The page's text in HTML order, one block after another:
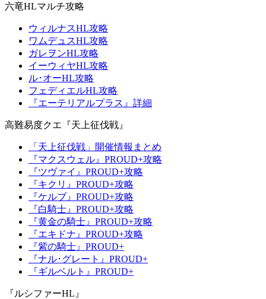
六竜HLマルチ攻略
ウィルナスHL攻略
ワムデュスHL攻略
ガレヲンHL攻略
イーウィヤHL攻略
ル･オーHL攻略
フェディエルHL攻略
『エーテリアルプラス』詳細
高難易度クエ『天上征伐戦』
「天上征伐戦」開催情報まとめ
『マクスウェル』PROUD+攻略
『ツヴァイ』PROUD+攻略
『キクリ』PROUD+攻略
『ケルブ』PROUD+攻略
『白騎士』PROUD+攻略
『黄金の騎士』PROUD+攻略
『エキドナ』PROUD+攻略
『紫の騎士』PROUD+
『ナル･グレート』PROUD+
『ギルベルト』PROUD+
『ルシファーHL』